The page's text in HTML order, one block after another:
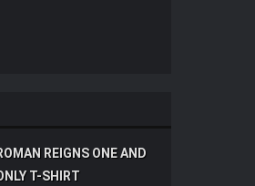
REIGNS ONE AND
T-SHIRT